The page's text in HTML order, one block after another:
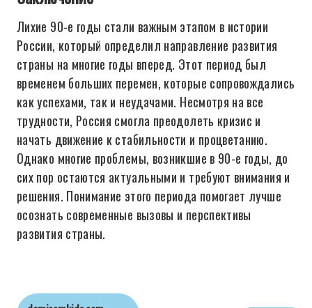
Лихие 90-е годы стали важным этапом в истории
России, который определил направление развития
страны на многие годы вперед. Этот период был
временем больших перемен, которые сопровождались
как успехами, так и неудачами. Несмотря на все
трудности, Россия смогла преодолеть кризис и
начать движение к стабильности и процветанию.
Однако многие проблемы, возникшие в 90-е годы, до
сих пор остаются актуальными и требуют внимания и
решения. Понимание этого периода помогает лучше
осознать современные вызовы и перспективы
развития страны.